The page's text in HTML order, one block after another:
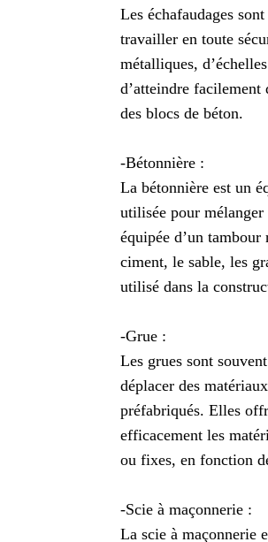
Les échafaudages
travailler en toute
métalliques,
d’atteindre facilement
des blocs de béton.
-Bétonnière :
La bétonnière est un
utilisée pour
équipée d’un
ciment, le sable, les
utilisé dans la
-Grue :
Les grues sont
déplacer des
préfabriqués. Elles
efficacement les
ou fixes, en fonction
-Scie à maçonnerie :
La scie à maçonnerie